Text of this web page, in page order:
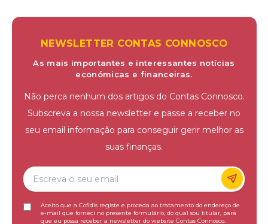
NEWSLETTER CONTAS CONNOSCO
As mais importantes e interessantes notícias
económicas e financeiras.
Não perca nenhum dos artigos do Contas Connosco.
Subscreva a nossa newsletter e passe a receber no
seu email informação para conseguir gerir melhor as
suas finanças.
Aceito que a Cofidis registe e proceda ao tratamento do endereço de
e-mail que forneci no presente formulário, do qual sou titular, para
que eu possa receber a newsletter do website Contas Connosco.